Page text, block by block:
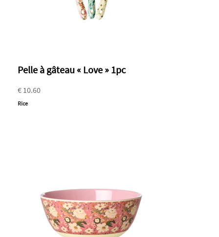
Pelle à gâteau « Love » 1pc
€ 10.60
Rice